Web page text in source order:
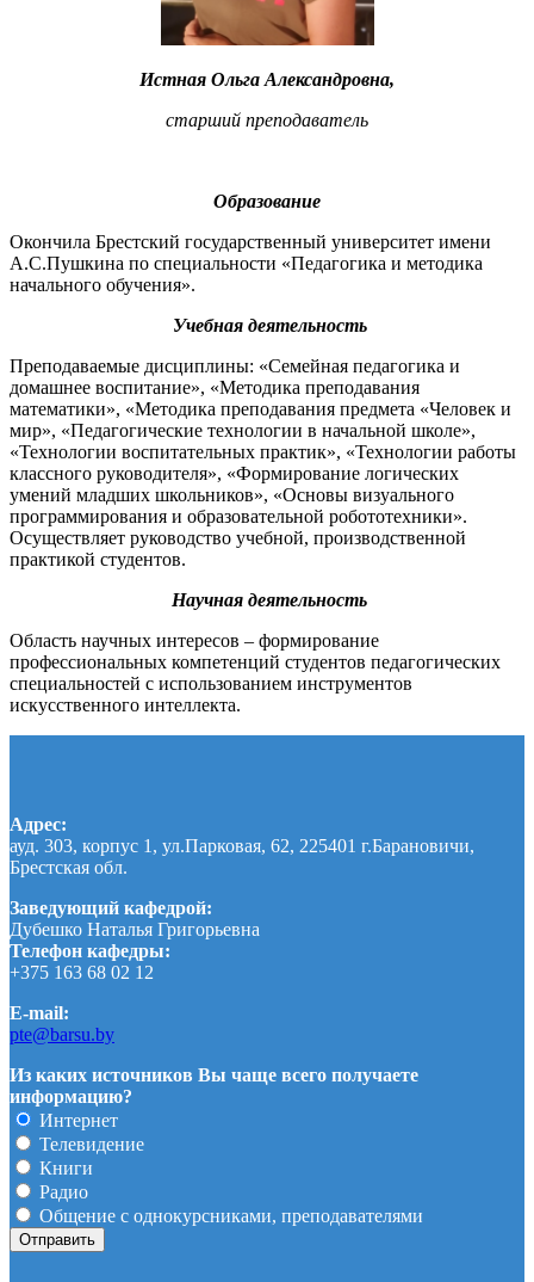
Истная Ольга Александровна,
старший преподаватель
Образование
Окончила Брестский государственный университет имени
А.С.Пушкина по специальности «Педагогика и методика
начального обучения».
Учебная деятельность
Преподаваемые дисциплины: «Семейная педагогика и
домашнее воспитание», «Методика преподавания
математики», «Методика преподавания предмета «Человек и
мир», «Педагогические технологии в начальной школе»,
«Технологии воспитательных практик», «Технологии работы
классного руководителя», «Формирование логических
умений младших школьников», «Основы визуального
программирования и образовательной робототехники».
Осуществляет руководство учебной, производственной
практикой студентов.
Научная деятельность
Область научных интересов – формирование
профессиональных компетенций студентов педагогических
специальностей с использованием инструментов
искусственного интеллекта.
Адрес:
ауд. 303, корпус 1, ул.Парковая, 62, 225401 г.Барановичи,
Брестская обл.
Заведующий кафедрой:
Дубешко Наталья Григорьевна
Телефон кафедры:
+375 163 68 02 12
E-mail:
pte@barsu.by
Из каких источников Вы чаще всего получаете
информацию?
Интернет
Телевидение
Книги
Радио
Общение с однокурсниками, преподавателями